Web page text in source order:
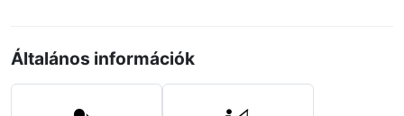
Általános információk